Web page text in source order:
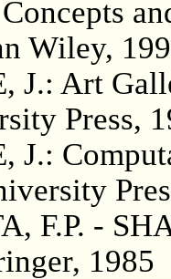
Wiley,
J.: Art
Press,
J.:
F.P. -
1985